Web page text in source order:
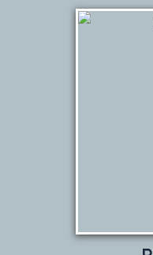
Nuovissimi Kilim
Tappeti Dal Mondo